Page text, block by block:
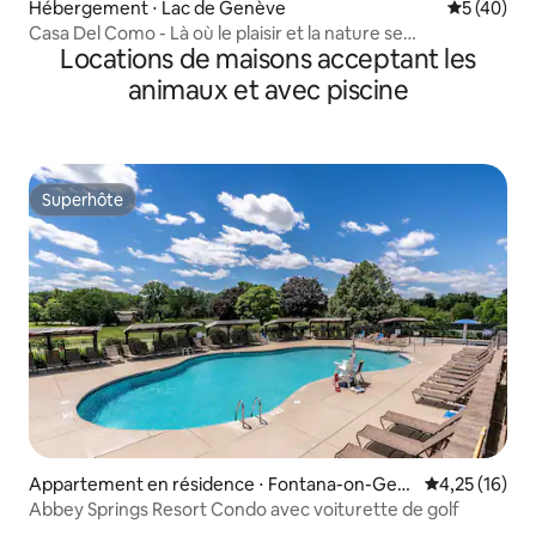
Hébergement ⋅ Lac de Genève
5 (40)
Casa Del Como - Là où le plaisir et la nature se
rencontrent
Locations de maisons acceptant les
animaux et avec piscine
Superhôte
Superhôte
Appartement en résidence ⋅ Fontana-on-Gen
eva Lake
Évaluation
4,25 (16)
Abbey Springs Resort Condo avec voiturette de golf